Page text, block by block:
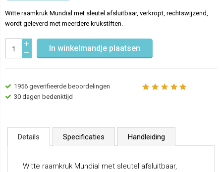
Witte raamkruk Mundial met sleutel afsluitbaar, verkropt, rechtswijzend,
wordt geleverd met meerdere krukstiften.
In winkelmandje plaatsen
1956 geverifieerde beoordelingen
30 dagen bedenktijd
Details Specificaties Handleiding
Witte raamkruk Mundial met sleutel afsluitbaar,